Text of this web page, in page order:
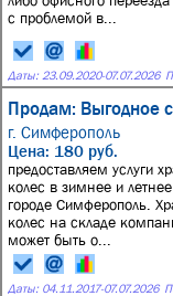
с проблемой в...
Даты: 23.09.2020-07.07.2026
Продам: Выгодное
г. Симферополь
Цена: 180 руб.
предоставляем услуги
колес в зимнее и
городе Симферополь.
колес на складе
может быть о...
Даты: 04.11.2017-07.07.2026